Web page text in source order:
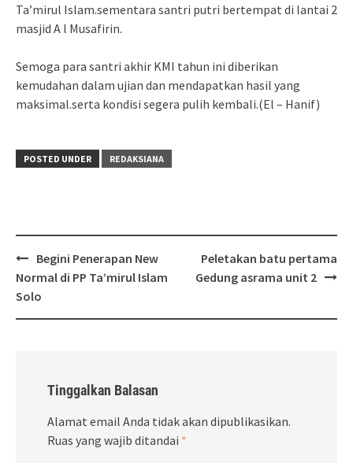
Ta’mirul Islam.sementara santri putri bertempat di lantai 2
masjid A l Musafirin.
Semoga para santri akhir KMI tahun ini diberikan
kemudahan dalam ujian dan mendapatkan hasil yang
maksimal.serta kondisi segera pulih kembali.(El – Hanif)
POSTED UNDER REDAKSIANA
Post
navigation
Begini Penerapan New
Normal di PP Ta’mirul Islam
Solo
Peletakan batu pertama
Gedung asrama unit 2
Tinggalkan Balasan
Alamat email Anda tidak akan dipublikasikan.
Ruas yang wajib ditandai *